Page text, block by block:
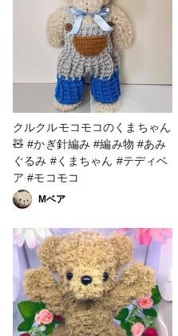
クルクルモコモコのくまちゃん
🧸 #かぎ針編み #編み物 #あみ
ぐるみ #くまちゃん #テディベ
ア #モコモコ
Mベア